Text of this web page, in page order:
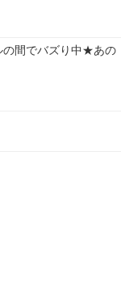
の間でバズり中★あの